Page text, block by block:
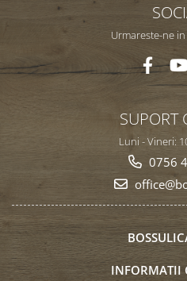
Urmareste-ne
SUPORT
Luni - Vineri:
0756
INFORMATII